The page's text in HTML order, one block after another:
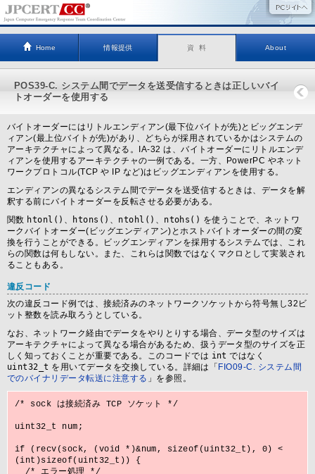
Home 情報提供 資 料 About
POS39-C. システム間でデータを送受信するときは正しいバイ
トオーダーを使用する
バイトオーダーにはリトルエンディアン(最下位バイトが先)とビッグエンデ
ィアン(最上位バイトが先)があり、どちらが採用されているかはシステムの
アーキテクチャによって異なる。IA-32 は、バイトオーダーにリトルエンデ
ィアンを使用するアーキテクチャの一例である。一方、PowerPC やネット
ワークプロトコル(TCP や IP など)はビッグエンディアンを使用する。
エンディアンの異なるシステム間でデータを送受信するときは、データを解
釈する前にバイトオーダーを反転させる必要がある。
関数 htonl() 、 htons() 、 ntohl() 、 ntohs() を使うことで、ネットワ
ークバイトオーダー(ビッグエンディアン)とホストバイトオーダーの間の変
換を行うことができる。ビッグエンディアンを採用するシステムでは、これ
らの関数は何もしない。また、これらは関数ではなくマクロとして実装され
ることもある。
違反コード
次の違反コード例では、接続済みのネットワークソケットから符号無し32ビ
ット整数を読み取ろうとしている。
なお、ネットワーク経由でデータをやりとりする場合、データ型のサイズは
アーキテクチャによって異なる場合があるため、扱うデータ型のサイズを正
しく知っておくことが重要である。このコードでは int ではなく
uint32_t を用いてデータを交換している。詳細は「 FIO09-C. システム間
でのバイナリデータ転送に注意する 」を参照。
/* sock は接続済み TCP ソケット */
uint32_t num;
if (recv(sock, (void *)&num, sizeof(uint32_t), 0) <
(int)sizeof(uint32_t)) {